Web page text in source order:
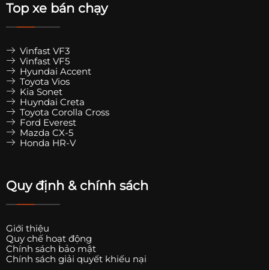
Top xe bán chạy
Vinfast VF3
Vinfast VF5
Hyundai Accent
Toyota Vios
Kia Sonet
Huyndai Creta
Toyota Corolla Cross
Ford Everest
Mazda CX-5
Honda HR-V
Quy định & chính sách
Giới thiệu
Quy chế hoạt động
Chính sách bảo mật
Chính sách giải quyết khiếu nại